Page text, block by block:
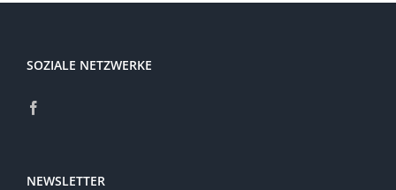
SOZIALE NETZWERKE
NEWSLETTER